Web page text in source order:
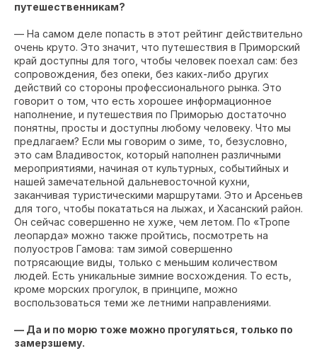
путешественникам?
— На самом деле попасть в этот рейтинг действительно
очень круто. Это значит, что путешествия в Приморский
край доступны для того, чтобы человек поехал сам: без
сопровождения, без опеки, без каких-либо других
действий со стороны профессионального рынка. Это
говорит о том, что есть хорошее информационное
наполнение, и путешествия по Приморью достаточно
понятны, просты и доступны любому человеку. Что мы
предлагаем? Если мы говорим о зиме, то, безусловно,
это сам Владивосток, который наполнен различными
мероприятиями, начиная от культурных, событийных и
нашей замечательной дальневосточной кухни,
заканчивая туристическими маршрутами. Это и Арсеньев
для того, чтобы покататься на лыжах, и Хасанский район.
Он сейчас совершенно не хуже, чем летом. По «Тропе
леопарда» можно также пройтись, посмотреть на
полуостров Гамова: там зимой совершенно
потрясающие виды, только с меньшим количеством
людей. Есть уникальные зимние восхождения. То есть,
кроме морских прогулок, в принципе, можно
воспользоваться теми же летними направлениями.
— Да и по морю тоже можно прогуляться, только по
замерзшему.